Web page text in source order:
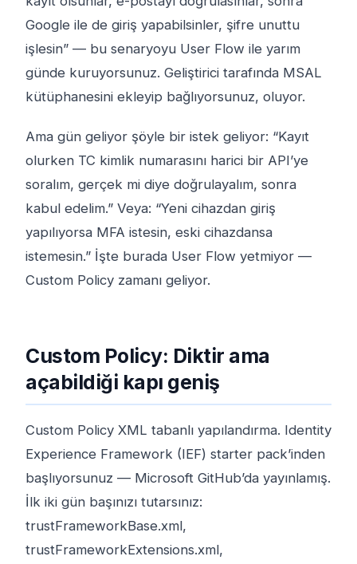
Google ile de giriş yapabilsinler, şifre unuttu
işlesin” — bu senaryoyu User Flow ile yarım
günde kuruyorsunuz. Geliştirici tarafında MSAL
kütüphanesini ekleyip bağlıyorsunuz, oluyor.
Ama gün geliyor şöyle bir istek geliyor: “Kayıt
olurken TC kimlik numarasını harici bir API’ye
soralım, gerçek mi diye doğrulayalım, sonra
kabul edelim.” Veya: “Yeni cihazdan giriş
yapılıyorsa MFA istesin, eski cihazdansa
istemesin.” İşte burada User Flow yetmiyor —
Custom Policy zamanı geliyor.
Custom Policy: Diktir ama
açabildiği kapı geniş
Custom Policy XML tabanlı yapılandırma. Identity
Experience Framework (IEF) starter pack’inden
başlıyorsunuz — Microsoft GitHub’da yayınlamış.
İlk iki gün başınızı tutarsınız:
trustFrameworkBase.xml,
trustFrameworkExtensions.xml,